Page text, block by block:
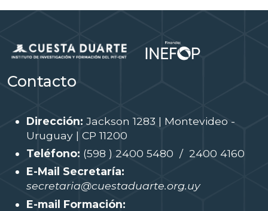
Contacto
Dirección: Jackson 1283 | Montevideo -
Uruguay | CP 11200
Teléfono: (598 ) 2400 5480 / 2400 4160
E-Mail Secretaría:
secretaria@cuestaduarte.org.uy
E-mail Formación: